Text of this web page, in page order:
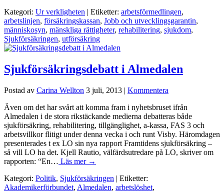
Kategori: Ur verkligheten | Etiketter: arbetsförmedlingen,
arbetslinjen, försäkringskassan, Jobb och utvecklingsgarantin,
människosyn, mänskliga rättigheter, rehabilitering, sjukdom,
Sjukförsäkringen, utförsäkring
Sjukförsäkringsdebatt i Almedalen
Postad av Carina Wellton 3 juli, 2013 | Kommentera
Även om det har svårt att komma fram i nyhetsbruset ifrån
Almedalen i de stora rikstäckande medierna debatteras både
sjukförsäkring, rehabilitering, tillgänglighet, a-kassa, FAS 3 och
arbetsvillkor flitigt under denna vecka i och runt Visby. Häromdagen
presenterades t ex LO sin nya rapport Framtidens sjukförsäkring –
så vill LO ha det. Kjell Rautio, välfärdsutredare på LO, skriver om
rapporten: “En… Läs mer →
Kategori: Politik, Sjukförsäkringen | Etiketter:
Akademikerförbundet, Almedalen, arbetslöshet,